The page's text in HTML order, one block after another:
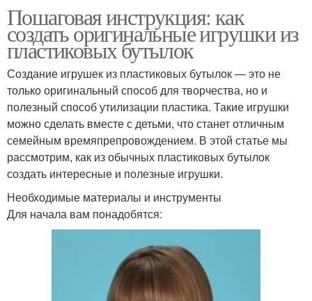
Пошаговая инструкция: как
создать оригинальные игрушки из
пластиковых бутылок
Создание игрушек из пластиковых бутылок — это не
только оригинальный способ для творчества, но и
полезный способ утилизации пластика. Такие игрушки
можно сделать вместе с детьми, что станет отличным
семейным времяпрепровождением. В этой статье мы
рассмотрим, как из обычных пластиковых бутылок
создать интересные и полезные игрушки.
Необходимые материалы и инструменты
Для начала вам понадобятся: